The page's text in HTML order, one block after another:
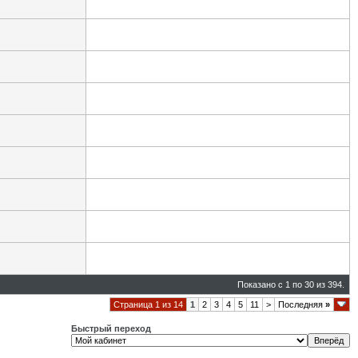
Показано с 1 по 30 из 394.
Страница 1 из 14 1 2 3 4 5 11 > Последняя »
Быстрый переход